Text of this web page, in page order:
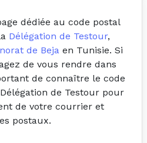
dédiée au code postal
Délégation de Testour,
de Beja en Tunisie. Si
de vous rendre dans
de connaître le code
de Testour pour
de votre courrier et
postaux.